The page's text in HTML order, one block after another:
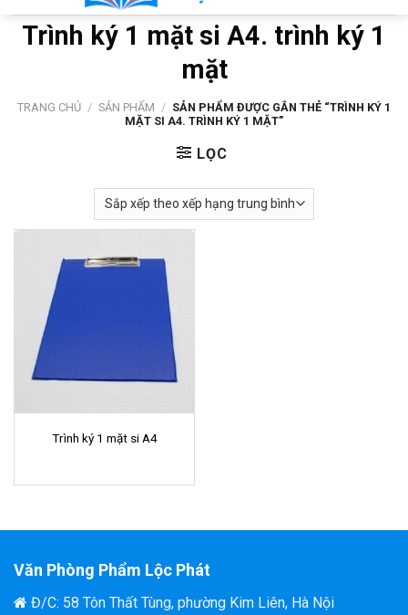
Trình ký 1 mặt si A4. trình ký 1
mặt
TRANG CHỦ / SẢN PHẨM / SẢN PHẨM ĐƯỢC GẮN THẺ “TRÌNH KÝ 1
MẶT SI A4. TRÌNH KÝ 1 MẶT”
LỌC
Trình ký 1 mặt si A4
Văn Phòng Phẩm Lộc Phát
Đ/C: 58 Tôn Thất Tùng, phường Kim Liên, Hà Nội